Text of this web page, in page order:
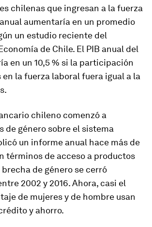
chilenas que ingresan a la fuerza
aumentaría en un promedio
un estudio reciente del
de Chile. El PIB anual del
en un 10,5 % si la participación
en la fuerza laboral fuera igual a la
chileno comenzó a
de género sobre el sistema
un informe anual hace más de
términos de acceso a productos
de género se cerró
2002 y 2016. Ahora, casi el
de mujeres y de hombre usan
y ahorro.